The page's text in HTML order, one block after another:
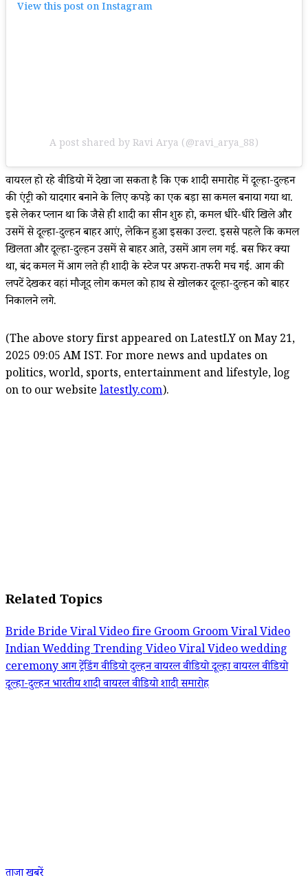
View this post on Instagram
A post shared by Ravi Arya (@ravi_arya_88)
वायरल हो रहे वीडियो में देखा जा सकता है कि एक शादी समारोह में दूल्हा-दुल्हन
की एंट्री को यादगार बनाने के लिए कपड़े का एक बड़ा सा कमल बनाया गया था.
इसे लेकर प्लान था कि जैसे ही शादी का सीन शुरु हो, कमल धीरे-धीरे खिले और
उसमें से दूल्हा-दुल्हन बाहर आएं, लेकिन हुआ इसका उल्टा. इससे पहले कि कमल
खिलता और दूल्हा-दुल्हन उसमें से बाहर आते, उसमें आग लग गई. बस फिर क्या
था, बंद कमल में आग लते ही शादी के स्टेज पर अफरा-तफरी मच गई. आग की
लपटें देखकर वहां मौजूद लोग कमल को हाथ से खोलकर दूल्हा-दुल्हन को बाहर
निकालने लगे.
(The above story first appeared on LatestLY on May 21,
2025 09:05 AM IST. For more news and updates on
politics, world, sports, entertainment and lifestyle, log
on to our website latestly.com).
Related Topics
BrideBride Viral VideofireGroomGroom Viral Video
Indian WeddingTrending VideoViral Videowedding
ceremonyआगट्रेंडिंग वीडियोदुल्हन वायरल वीडियोदूल्हा वायरल वीडियो
दूल्हा-दुल्हनभारतीय शादीवायरल वीडियोशादी समारोह